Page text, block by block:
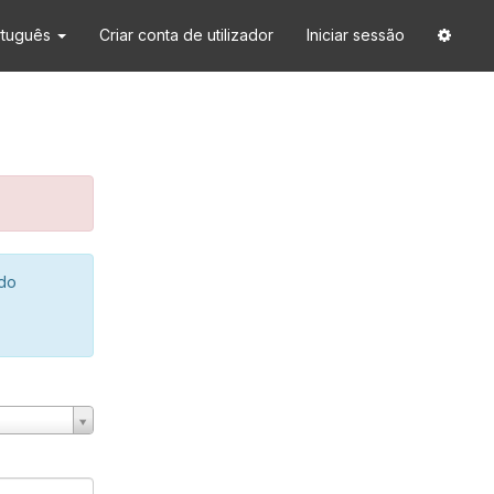
Criar conta de utilizador Iniciar sessão